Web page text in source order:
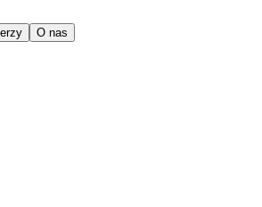
O nas